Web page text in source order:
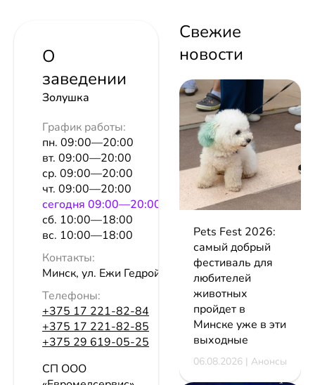
О
заведении
Золушка
График работы:
пн. 09:00—20:00
вт. 09:00—20:00
ср. 09:00—20:00
чт. 09:00—20:00
сeгодня 09:00—20:00
сб. 10:00—18:00
вс. 10:00—18:00
Контакты:
Минск, ул. Ежи Гедройца, 2
Телефоны:
+375 17 221-82-84
+375 17 221-82-85
+375 29 619-05-25
СП ООО
Свежие
новости
Pets Fest 2026:
самый добрый
фестиваль для
любителей
животных
пройдет в
Минске уже в эти
выходные
06.08.2026 | Анонсы